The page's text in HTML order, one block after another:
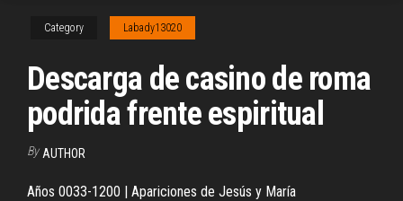
Category Labady13020
Descarga de casino de roma
podrida frente espiritual
By AUTHOR
Años 0033-1200 | Apariciones de Jesús y María